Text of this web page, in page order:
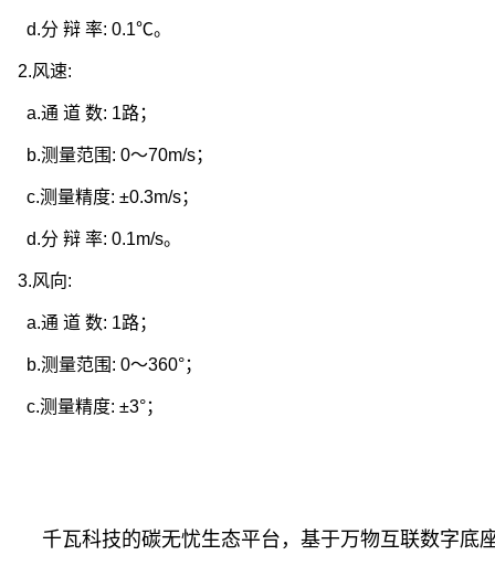
d.分 辩 率: 0.1℃。
2.风速:
a.通 道 数: 1路；
b.测量范围: 0～70m/s；
c.测量精度: ±0.3m/s；
d.分 辩 率: 0.1m/s。
3.风向:
a.通 道 数: 1路；
b.测量范围: 0～360°；
c.测量精度: ±3°；
千瓦科技的碳无忧生态平台，基于万物互联数字底